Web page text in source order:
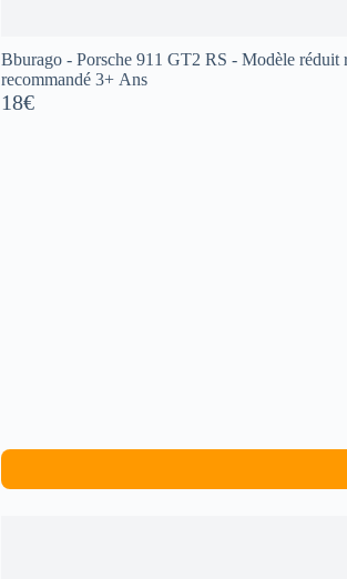
Bburago - Porsche 911 GT2 RS - Modèle
recommandé 3+ Ans
18€